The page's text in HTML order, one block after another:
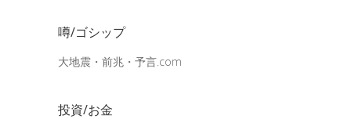
噂/ゴシップ
大地震・前兆・予言.com
投資/お金